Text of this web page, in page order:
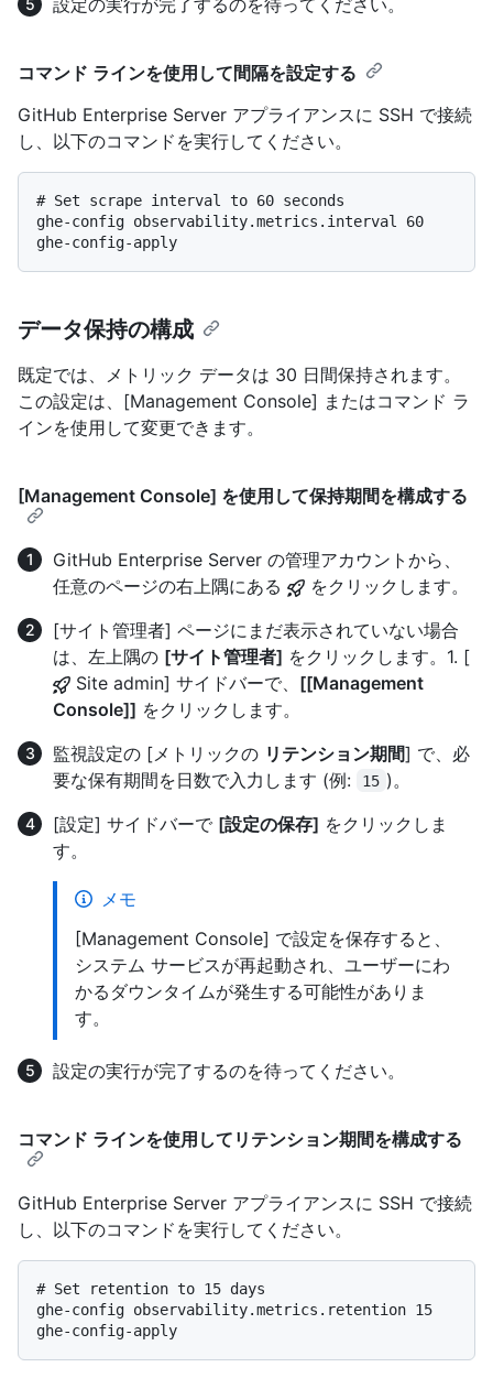
コマンド ラインを使用して間隔を設定する
GitHub Enterprise Server アプライアンスに SSH で接続
し、以下のコマンドを実行してください。
# Set scrape interval to 60 seconds
ghe-config observability.metrics.interval 60
データ保持の構成
既定では、メトリック データは 30 日間保持されます。
この設定は、[Management Console] またはコマンド ラ
インを使用して変更できます。
[Management Console] を使用して保持期間を構成する
GitHub Enterprise Server の管理アカウントから、
任意のページの右上隅にある
をクリックします。
[サイト管理者] ページにまだ表示されていない場合
は、左上隅の [サイト管理者] をクリックします。1. [
Site admin] サイドバーで、 [[Management
Console]] をクリックします。
監視設定の [メトリックの リテンション期間] で、必
要な保有期間を日数で入力します (例:
15 )。
[設定] サイドバーで [設定の保存] をクリックしま
す。
メモ
[Management Console] で設定を保存すると、
システム サービスが再起動され、ユーザーにわ
かるダウンタイムが発生する可能性がありま
す。
設定の実行が完了するのを待ってください。
コマンド ラインを使用してリテンション期間を構成する
GitHub Enterprise Server アプライアンスに SSH で接続
し、以下のコマンドを実行してください。
# Set retention to 15 days
ghe-config observability.metrics.retention 15